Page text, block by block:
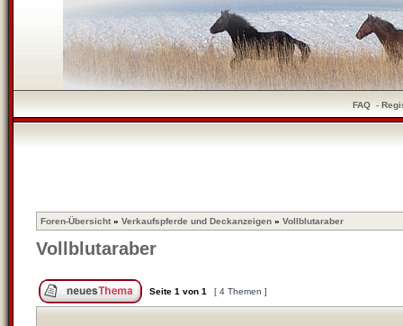
FAQ -
Foren-Übersicht » Verkaufspferde und Deckanzeigen » Vollblutaraber
Vollblutaraber
Seite 1 von 1 [ 4 Themen ]